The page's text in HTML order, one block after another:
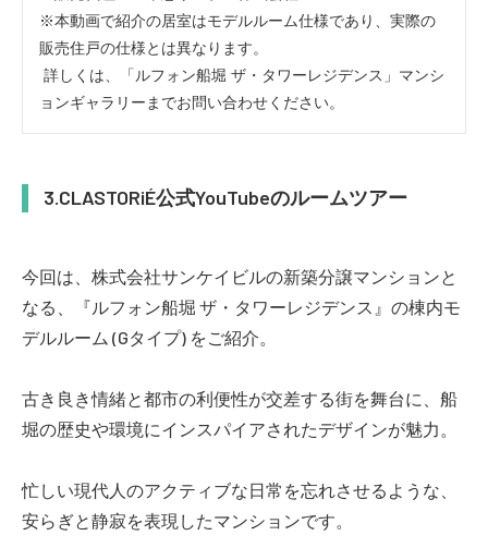
※本動画で紹介の居室はモデルルーム仕様であり、実際の
販売住戸の仕様とは異なります。
ョンギャラリーまでお問い合わせください。
CLASTORiÉ公式YouTubeのルームツアー
今回は、株式会社サンケイビルの新築分譲マンションと
なる、『ルフォン船堀 ザ・タワーレジデンス』の棟内モ
デルルーム (Gタイプ) をご紹介。
古き良き情緒と都市の利便性が交差する街を舞台に、船
堀の歴史や環境にインスパイアされたデザインが魅力。
忙しい現代人のアクティブな日常を忘れさせるような、
安らぎと静寂を表現したマンションです。